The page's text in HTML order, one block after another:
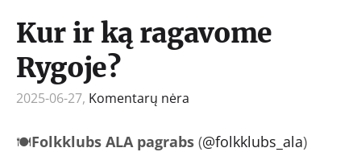
Kur ir ką ragavome
Rygoje?
2025-06-27, Komentarų nėra
🍽Folkklubs ALA pagrabs (@folkklubs_ala)